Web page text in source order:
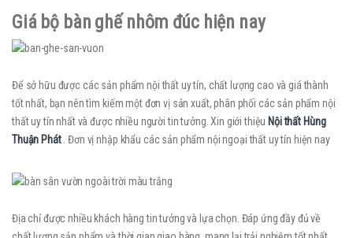
Giá bộ bàn ghế nhôm đúc hiện nay
Để sở hữu được các sản phẩm nội thất uy tín, chất lượng cao và giá thành
tốt nhất, bạn nên tìm kiếm một đơn vị sản xuất, phân phối các sản phẩm nội
thất uy tín nhất và được nhiều người tin tưởng. Xin giới thiệu Nội thất Hùng
Thuận Phát . Đơn vị nhập khẩu các sản phẩm nội ngoại thất uy tín hiện nay
Địa chỉ được nhiều khách hàng tin tưởng và lựa chọn. Đáp ứng đầy đủ về